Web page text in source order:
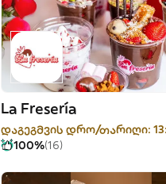
La Fresería
დაგეგმვის დრო/თარიღი:
100%(16)